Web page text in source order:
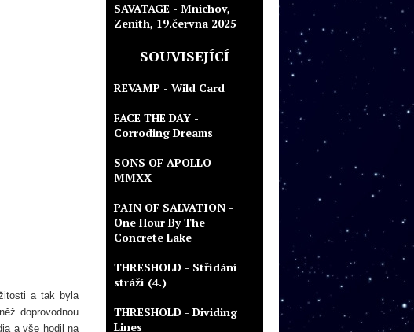
a tak byla
doprovodnou
a vše hodil na
SAVATAGE - Mnichov,
Zenith, 19.června 2025
SOUVISEJÍCÍ
REVAMP - Wild Card
FACE THE DAY -
Corroding Dreams
SONS OF APOLLO -
MMXX
PAIN OF SALVATION -
One Hour By The
Concrete Lake
THRESHOLD - Střídání
stráží (4.)
THRESHOLD - Dividing
Lines